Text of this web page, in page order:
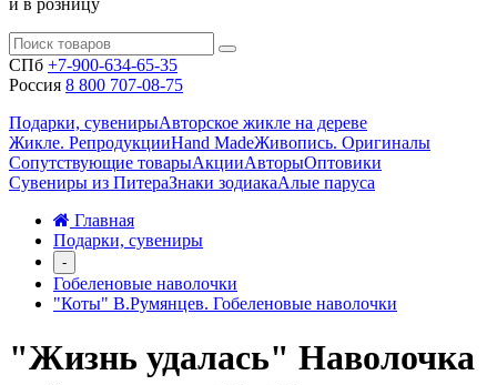
и в розницу
СПб +7-900-634-65-35
Россия 8 800 707-08-75
Подарки, сувенирыАвторское жикле на дереве
Жикле. РепродукцииHand MadeЖивопись. Оригиналы
Сопутствующие товарыАкцииАвторыОптовики
Сувениры из ПитераЗнаки зодиакаАлые паруса
Главная
Подарки, сувениры
-
Гобеленовые наволочки
"Коты" В.Румянцев. Гобеленовые наволочки
"Жизнь удалась" Наволочка